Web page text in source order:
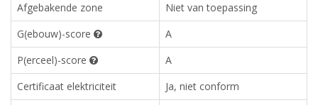
Afgebakende zone
Niet van toepassing
G(ebouw)-score
A
P(erceel)-score
A
Certificaat elektriciteit
Ja, niet conform